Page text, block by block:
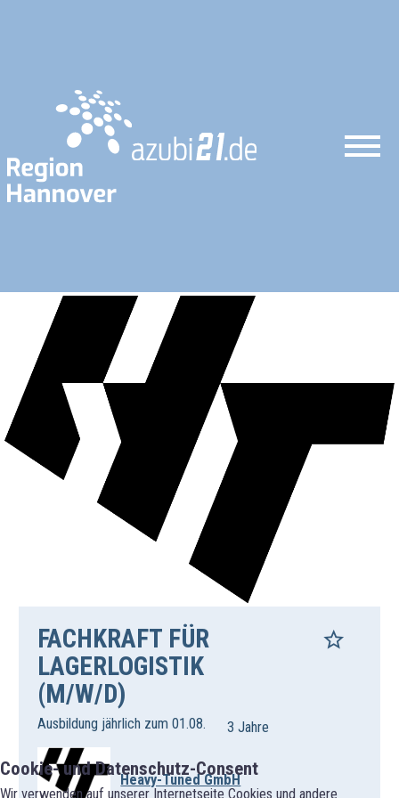
Cookie- und Datenschutz-Consent
Wir verwenden auf unserer Internetseite Cookies und andere
FACHKRAFT FÜR
LAGERLOGISTIK
(M/W/D)
Ausbildung jährlich zum 01.08. 3 Jahre
Heavy-Tuned GmbH